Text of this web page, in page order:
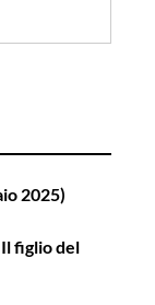
2025)
figlio del